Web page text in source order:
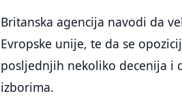
Britanska agencija navodi da
Evropske unije, te da se
posljednjih nekoliko decenija i
izborima.